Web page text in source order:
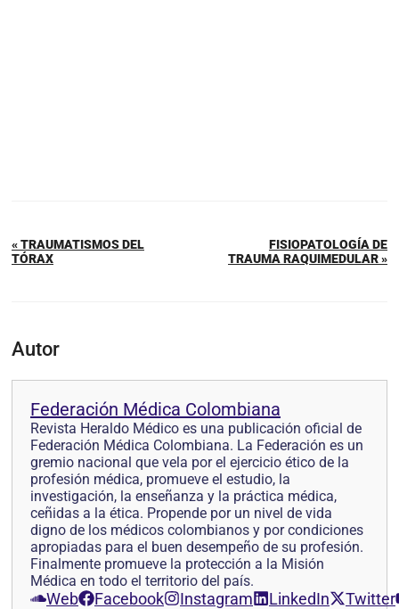
« TRAUMATISMOS DEL
TÓRAX
FISIOPATOLOGÍA DE
TRAUMA RAQUIMEDULAR »
Autor
Federación Médica Colombiana
Revista Heraldo Médico es una publicación oficial de
Federación Médica Colombiana. La Federación es un
gremio nacional que vela por el ejercicio ético de la
profesión médica, promueve el estudio, la
investigación, la enseñanza y la práctica médica,
ceñidas a la ética. Propende por un nivel de vida
digno de los médicos colombianos y por condiciones
apropiadas para el buen desempeño de su profesión.
Finalmente promueve la protección a la Misión
Médica en todo el territorio del país.
Web Facebook Instagram LinkedIn Twitter